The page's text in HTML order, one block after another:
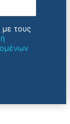
τους